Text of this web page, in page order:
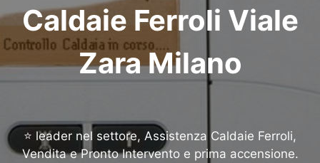
Caldaie Ferroli Viale
Zara Milano
⭐ leader nel settore, Assistenza Caldaie Ferroli,
Vendita e Pronto Intervento e prima accensione.